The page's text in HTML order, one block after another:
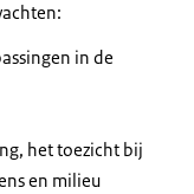
in de
het toezicht bij
en milieu